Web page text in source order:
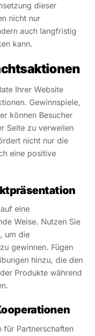
dieser
nicht nur
auch langfristig
kann.
Ihrer Website
Gewinnspiele,
können Besucher
Seite zu verweilen
nicht nur die
eine positive
eine
Weise. Nutzen Sie
um die
gewinnen. Fügen
hinzu, die den
Produkte während
für Partnerschaften